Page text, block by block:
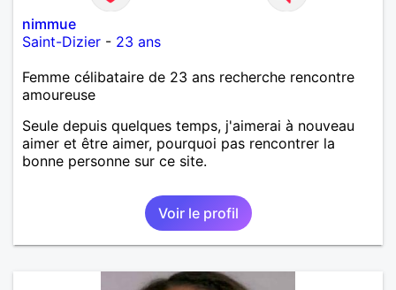
nimmue
Saint-Dizier - 23 ans
Femme célibataire de 23 ans recherche rencontre
amoureuse
Seule depuis quelques temps, j'aimerai à nouveau
aimer et être aimer, pourquoi pas rencontrer la
bonne personne sur ce site.
Voir le profil